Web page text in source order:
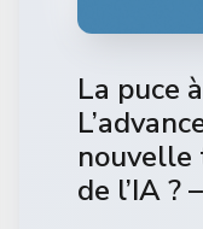
La puce
nouvelle
de l’IA ?